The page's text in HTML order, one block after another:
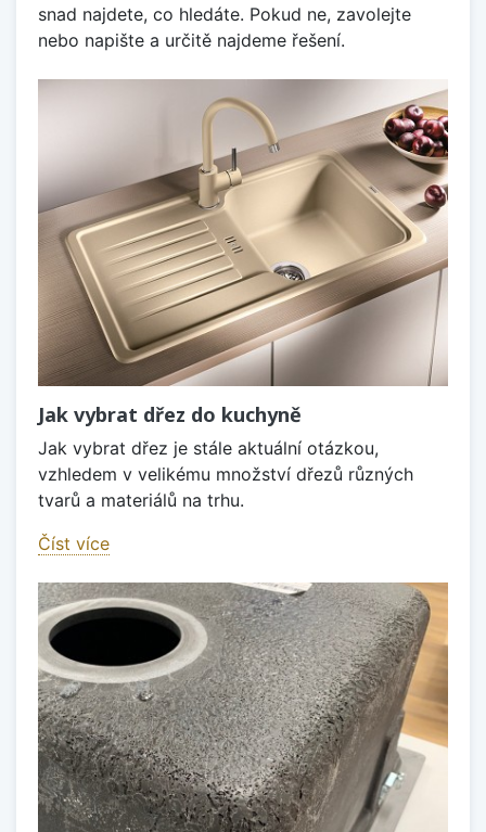
snad najdete, co hledáte. Pokud ne, zavolejte
nebo napište a určitě najdeme řešení.
Jak vybrat dřez do kuchyně
Jak vybrat dřez je stále aktuální otázkou,
vzhledem v velikému množství dřezů různých
tvarů a materiálů na trhu.
Číst více